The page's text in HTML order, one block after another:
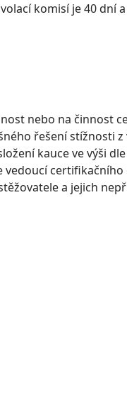
komisí je 40 dní
nebo na činnost
řešení stížnosti
kauce ve výši
a jejich